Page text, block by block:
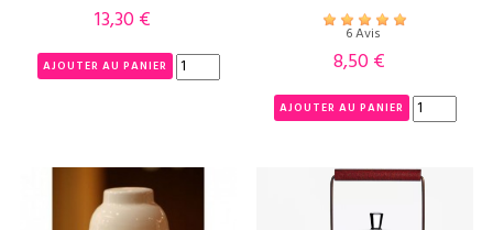
Prix
13,30 €
AJOUTER AU PANIER
6 Avis
Prix
8,50 €
AJOUTER AU PANIER